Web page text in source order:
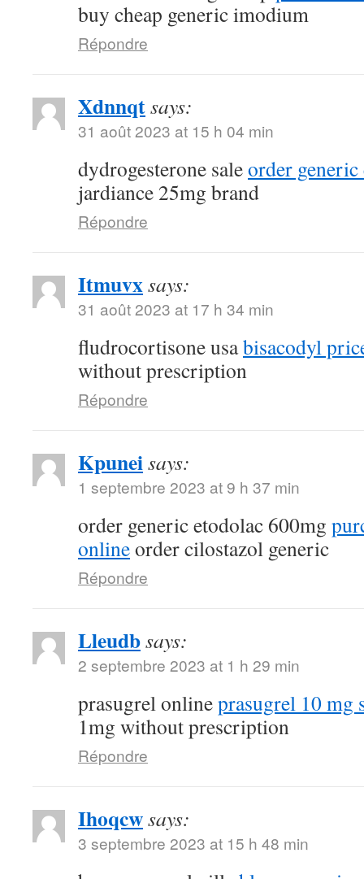
buy cheap generic imodium
Répondre
Xdnnqtsays:
31 août 2023 at 15 h 04 min
dydrogesterone saleorder
jardiance 25mg brand
Répondre
Itmuvxsays:
31 août 2023 at 17 h 34 min
fludrocortisone usabisacodyl
without prescription
Répondre
Kpuneisays:
1 septembre 2023 at 9 h 37 min
order generic etodolac 600mg
onlineorder cilostazol generic
Répondre
Lleudbsays:
2 septembre 2023 at 1 h 29 min
prasugrel onlineprasugrel 10 mg
1mg without prescription
Répondre
Ihoqcwsays:
3 septembre 2023 at 15 h 48 min